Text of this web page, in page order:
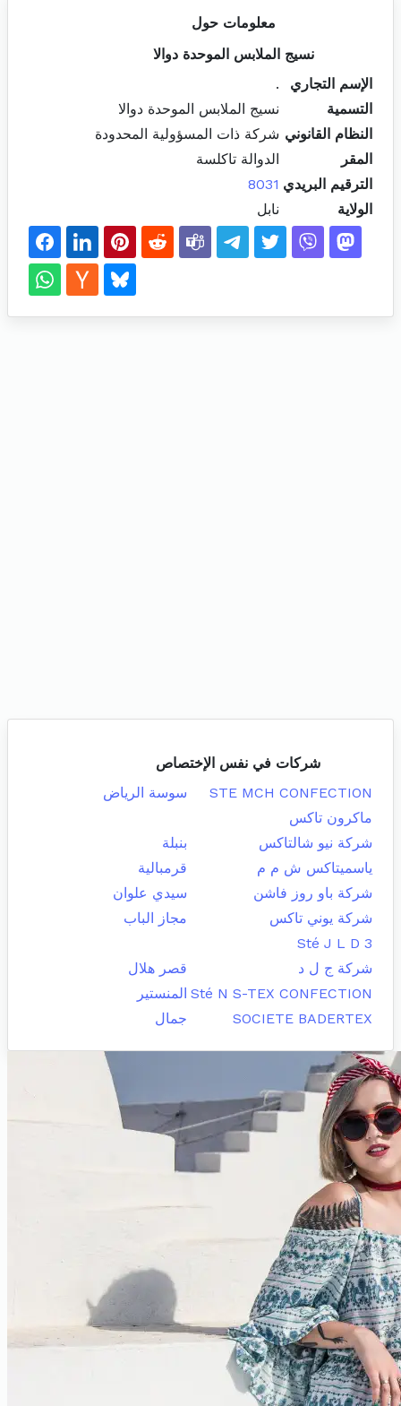
معلومات حول
نسيج الملابس الموحدة دوالا
الإسم التجاري
.
التسمية
نسيج الملابس الموحدة دوالا
النظام القانوني شركة ذات المسؤولية المحدودة
المقر
الدوالة تاكلسة
الترقيم البريدي 8031
الولاية
نابل
شركات في نفس الإختصاص
STE MCH CONFECTION
سوسة الرياض
ماكرون تاكس
شركة نيو شالتاكس
بنبلة
ياسميتاكس ش م م
قرمبالية
شركة باو روز فاشن
سيدي علوان
شركة يوني تاكس
مجاز الباب
Sté J L D 3
شركة ج ل د
قصر هلال
Sté N S-TEX CONFECTION المنستير
SOCIETE BADERTEX
جمال